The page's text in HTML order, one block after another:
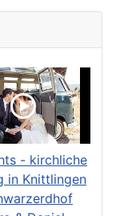
- kirchliche
in Knittlingen